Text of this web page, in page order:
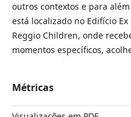
outros contextos e para
está localizado no Edifício
Reggio Children, onde
momentos específicos,
Métricas